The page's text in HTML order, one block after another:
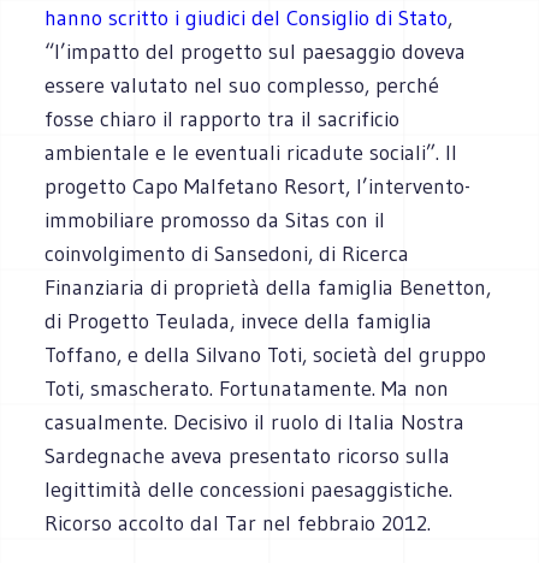
hanno scritto i giudici del Consiglio di Stato,
“l’impatto del progetto sul paesaggio doveva
essere valutato nel suo complesso, perché
fosse chiaro il rapporto tra il sacrificio
ambientale e le eventuali ricadute sociali”. Il
progetto Capo Malfetano Resort, l’intervento-
immobiliare promosso da Sitas con il
coinvolgimento di Sansedoni, di Ricerca
Finanziaria di proprietà della famiglia Benetton,
di Progetto Teulada, invece della famiglia
Toffano, e della Silvano Toti, società del gruppo
Toti, smascherato. Fortunatamente. Ma non
casualmente. Decisivo il ruolo di Italia Nostra
Sardegnache aveva presentato ricorso sulla
legittimità delle concessioni paesaggistiche.
Ricorso accolto dal Tar nel febbraio 2012.